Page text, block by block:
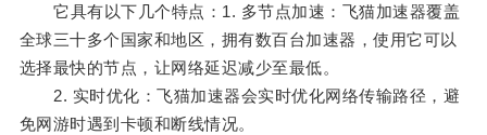
它具有以下几个特点：1. 多节点加速：飞猫加速器覆盖
全球三十多个国家和地区，拥有数百台加速器，使用它可以
选择最快的节点，让网络延迟减少至最低。
2. 实时优化：飞猫加速器会实时优化网络传输路径，避
免网游时遇到卡顿和断线情况。